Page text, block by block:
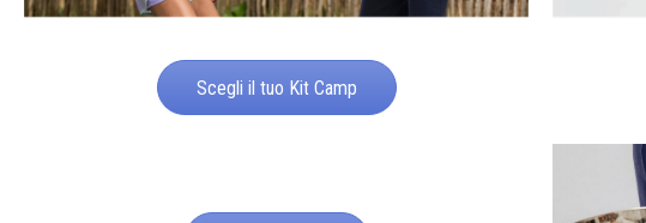
Scegli il tuo Kit Camp